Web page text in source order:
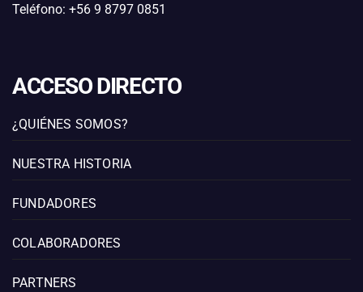
Teléfono: +56 9 8797 0851
ACCESO DIRECTO
¿QUIÉNES SOMOS?
NUESTRA HISTORIA
FUNDADORES
COLABORADORES
PARTNERS